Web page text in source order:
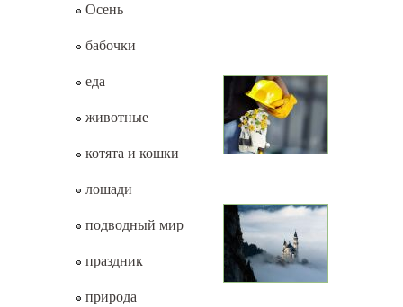
Осень
бабочки
еда
животные
котята и кошки
лошади
подводный мир
праздник
природа